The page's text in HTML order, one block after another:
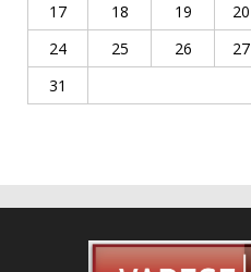
17
18 19 20
24
25 26 27
31